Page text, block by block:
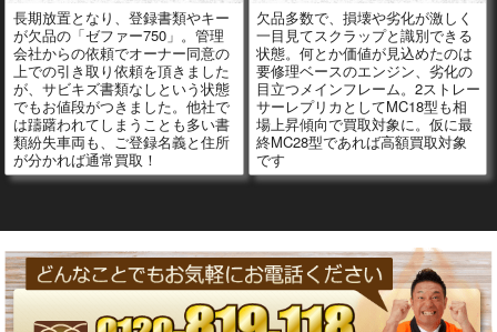
長期放置となり、登録書類やキー
が欠品の「ゼファー750」。管理
会社からの依頼でオーナー同意の
上での引き取り依頼を頂きました
が、サビキズ書類なしという状態
でもお値段がつきました。他社で
は躊躇われてしまうことも多い書
類紛失車両も、ご登録名義と住所
が分かれば通常買取！
欠品多数で、損壊や劣化が激しく
一目見てスクラップと識別できる
状態。何とか価値が見込めたのは
要修理ベースのエンジン、劣化の
目立つメインフレーム。2ストレー
サーレプリカとしてMC18型も相
場上昇傾向で買取対象に。仮に最
終MC28型であれば高額買取対象
です